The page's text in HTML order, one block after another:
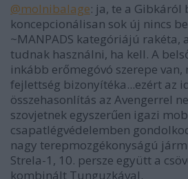
@molnibalage: ja, te a Gibkáról
koncepcionálisan sok új nincs
~MANPADS kategóriájú rakéta,
tudnak használni, ha kell. A
inkább erőmegóvó szerepe
fejlettség bizonyítéka...ezért az
összehasonlítás az Avengerrel
szovjetnek egyszerűen igazi
csapatlégvédelemben
nagy terepmozgékonyságú
Strela-1, 10. persze együtt a
kombinált Tunguzkával.